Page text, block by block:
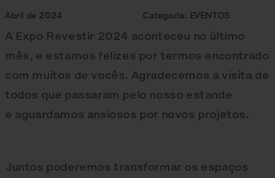
Abril de 2024 Categoria: EVENTOS
A Expo Revestir 2024 aconteceu no último
mês, e estamos felizes por termos encontrado
com muitos de vocês. Agradecemos a visita de
todos que passaram pelo nosso estande
e aguardamos ansiosos por novos projetos.
Juntos poderemos transformar os espaços